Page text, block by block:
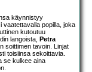
käynnistyy
vaatettavalla popilla, joka
kutoutuu
langoista, Petra
soittimen tavoin. Linjat
toisiinsa sekoittavia.
se kulkee aina